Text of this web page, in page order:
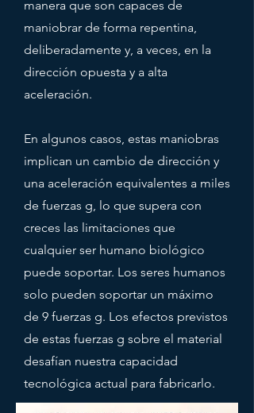
manera que son capaces de
maniobrar de forma repentina,
deliberadamente y, a veces, en la
dirección opuesta y a alta
aceleración.
En algunos casos, estas maniobras
implican un cambio de dirección y
una aceleración equivalentes a miles
de fuerzas g, lo que supera con
creces las limitaciones que
cualquier ser humano biológico
puede soportar. Los seres humanos
solo pueden soportar un máximo
de 9 fuerzas g. Los efectos previstos
de estas fuerzas g sobre el material
desafían nuestra capacidad
tecnológica actual para fabricarlo.